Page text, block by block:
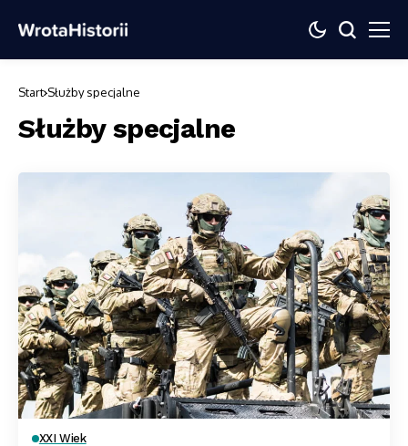
Start Służby specjalne
Służby specjalne
XXI Wiek